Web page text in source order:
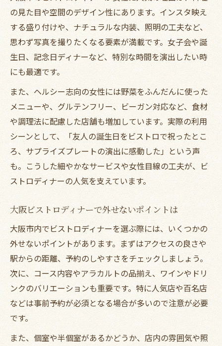
デートにおすすめのビストロディナープラ
ン
インスタ映え重視のディナースポット選び
ディナーで映える大阪ビストロの選び方
インスタ映えするビストロディナー特集
大阪で選ぶインスタ映えディナースポット
ビストロディナーで叶える映え空間の秘密
女子会やデートに映えるディナーの選択肢
の見た目や空間のデザイン性にあります。インスタ映え
する盛り付けや、ナチュラルな内装、照明の工夫など、
思わず写真を撮りたくなる要素が満載です。女子会や誕
生日、記念日ディナーなど、特別な時間を演出したい時
にも最適です。
また、ヘルシー志向の女性には野菜をふんだんに使った
メニューや、グルテンフリー、ビーガン対応など、食材
や調理法に配慮した店舗も増加しています。実際の利用
シーンとして、「友人の誕生日をビストロで祝ったとこ
ろ、サプライズプレートの演出に感動した」という声
も。こうした細やかなサービスや女性目線の工夫が、ビ
ストロディナーの人気を支えています。
大阪ビストロディナーで外せないポイントは
大阪市内でビストロディナーを選ぶ際には、いくつかの
外せないポイントがあります。まずはアクセスの良さや
駅からの距離、予約のしやすさをチェックしましょう。
次に、コース内容やアラカルトの品揃え、ワインやドリ
ンクのバリエーションも重要です。特に人気店や百名店
などは事前予約が必須となる場合が多いので注意が必要
です。
また、個室や半個室があるかどうか、店内の雰囲気や照